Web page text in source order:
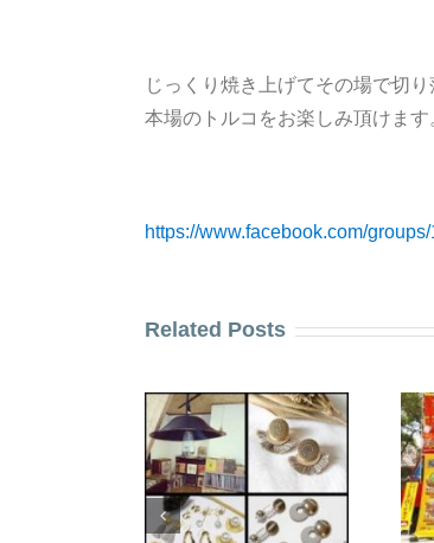
じっくり焼き上げてその場で切
本場のトルコをお楽しみ頂けます
https://www.facebook.com/
Related Posts